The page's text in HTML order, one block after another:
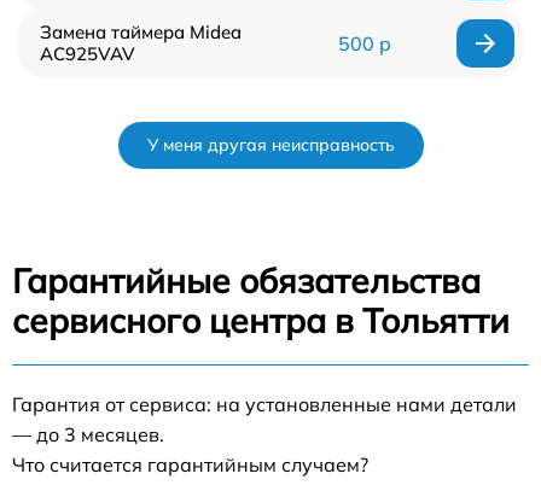
Замена таймера Midea
AC925VAV
500 р
У меня другая неисправность
Гарантийные обязательства
сервисного центра в Тольятти
Гарантия от сервиса: на установленные нами детали
— до 3 месяцев.
Что считается гарантийным случаем?